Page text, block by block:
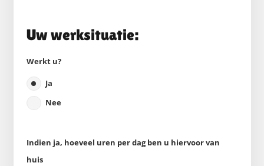
Uw werksituatie:
Werkt u?
Ja
Nee
Indien ja, hoeveel uren per dag ben u hiervoor van
huis